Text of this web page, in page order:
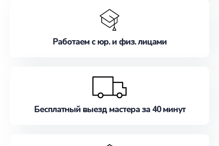
Работаем с юр. и физ. лицами
Бесплатный выезд мастера за 40 минут